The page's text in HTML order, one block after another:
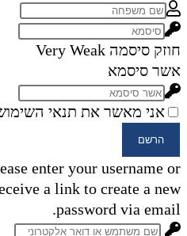
חוזק סיסמה Very Weak
אשר סיסמא
אני מאשר את תנאי
הרשם
enter your username or
a link to create a new
password via email.